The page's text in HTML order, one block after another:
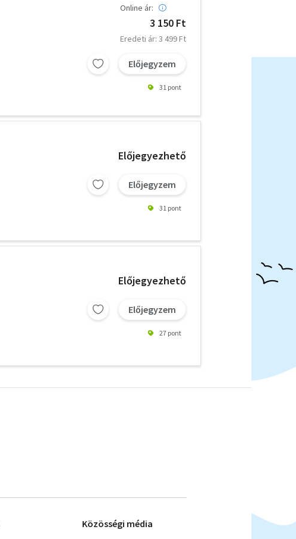
Online ár:
3 150 Ft
Eredeti ár: 3 499 Ft
Előjegyzem
31 pont
Előjegyezhető
Előjegyzem
31 pont
Előjegyezhető
Előjegyzem
27 pont
Közösségi média